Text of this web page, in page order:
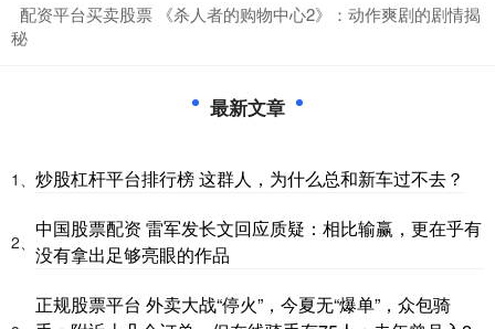
​配资平台买卖股票 《杀人者的购物中心2》：动作爽剧的剧情揭
秘
最新文章
1、 炒股杠杆平台排行榜 这群人，为什么总和新车过不去？
2、
中国股票配资 雷军发长文回应质疑：相比输赢，更在乎有
没有拿出足够亮眼的作品
正规股票平台 外卖大战“停火”，今夏无“爆单”，众包骑